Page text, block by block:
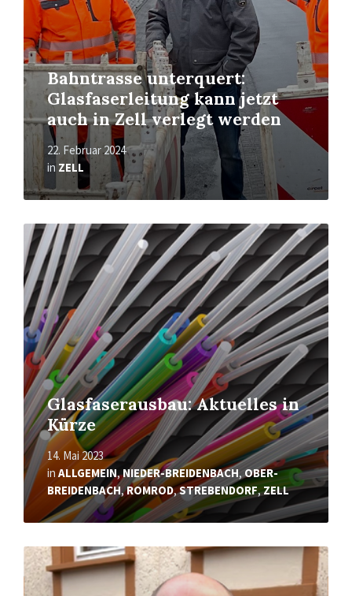
Bahntrasse unterquert:
Glasfaserleitung kann jetzt
auch in Zell verlegt werden
22. Februar 2024
in ZELL
Glasfaserausbau: Aktuelles in
Kürze
14. Mai 2023
in ALLGEMEIN,NIEDER-BREIDENBACH, OBER-
BREIDENBACH,ROMROD,STREBENDORF,ZELL
Read
More
Read
More